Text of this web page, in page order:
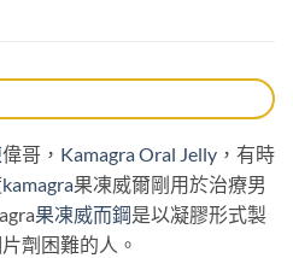
偉哥， Kamagra Oral Jelly ，有時
kamagra果凍威爾剛用於治療男
果凍威而鋼是以凝膠形式製
劑困難的人。